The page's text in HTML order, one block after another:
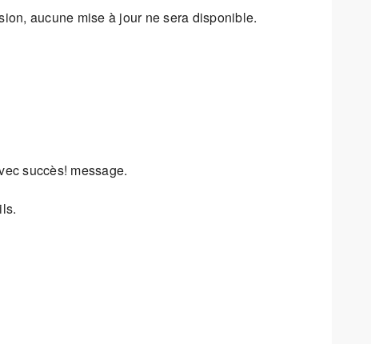
aucune mise à jour ne sera disponible.
succès! message.